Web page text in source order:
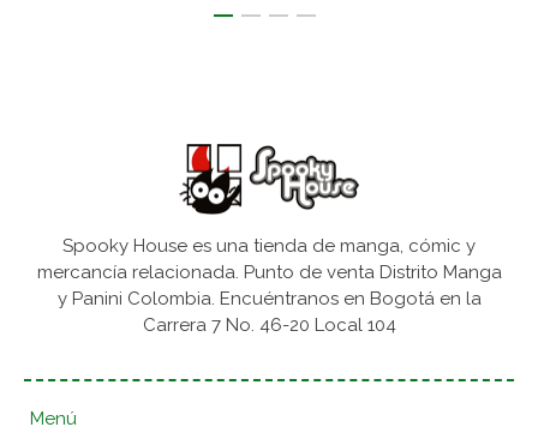
Spooky House es una tienda de manga, cómic y
mercancía relacionada. Punto de venta Distrito Manga
y Panini Colombia. Encuéntranos en Bogotá en la
Carrera 7 No. 46-20 Local 104
Menú